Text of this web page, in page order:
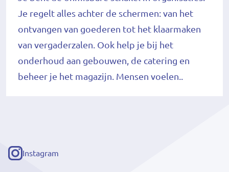
Je regelt alles achter de schermen: van het
ontvangen van goederen tot het klaarmaken
van vergaderzalen. Ook help je bij het
onderhoud aan gebouwen, de catering en
beheer je het magazijn. Mensen voelen..
Instagram
(externe